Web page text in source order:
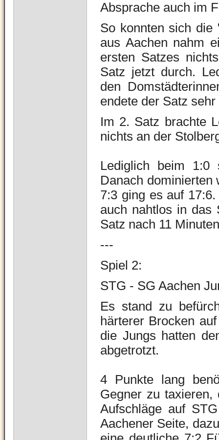
Absprache auch im
So konnten sich die
aus Aachen nahm
ersten Satzes
Satz jetzt durch.
den
endete der Satz
Im 2. Satz brachte
nichts an der
Lediglich beim 1:0
Danach dominierten
7:3 ging es auf
auch nahtlos in das
Satz nach 11
---
Spiel 2:
STG - SG Aachen
Es stand zu
härterer Brocken
die Jungs hatten
abgetrotzt.
4 Punkte lang
Gegner zu
Aufschläge auf
Aachener Seite,